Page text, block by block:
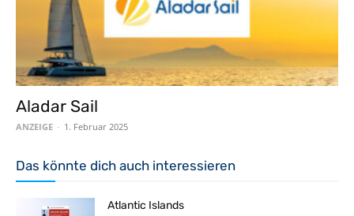
Aladar Sail
ANZEIGE - 1. Februar 2025
Das könnte dich auch interessieren
Atlantic Islands